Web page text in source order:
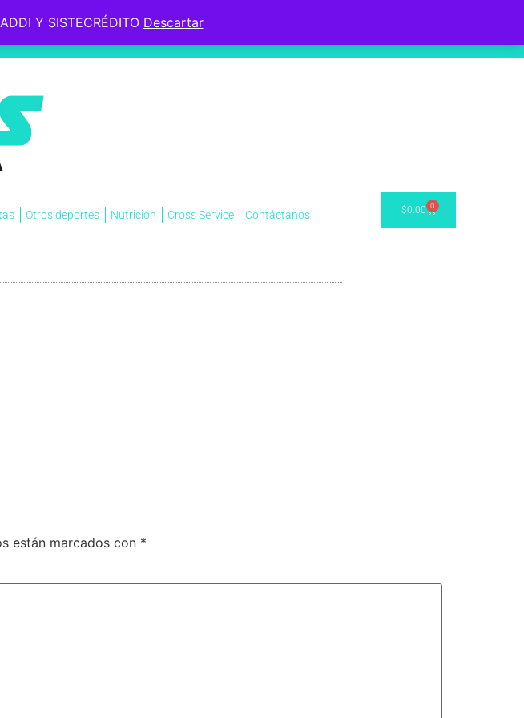
Y SISTECRÉDITO Descartar
Otros deportes Nutrición Cross Service Contáctanos $0.00 0
están marcados con *